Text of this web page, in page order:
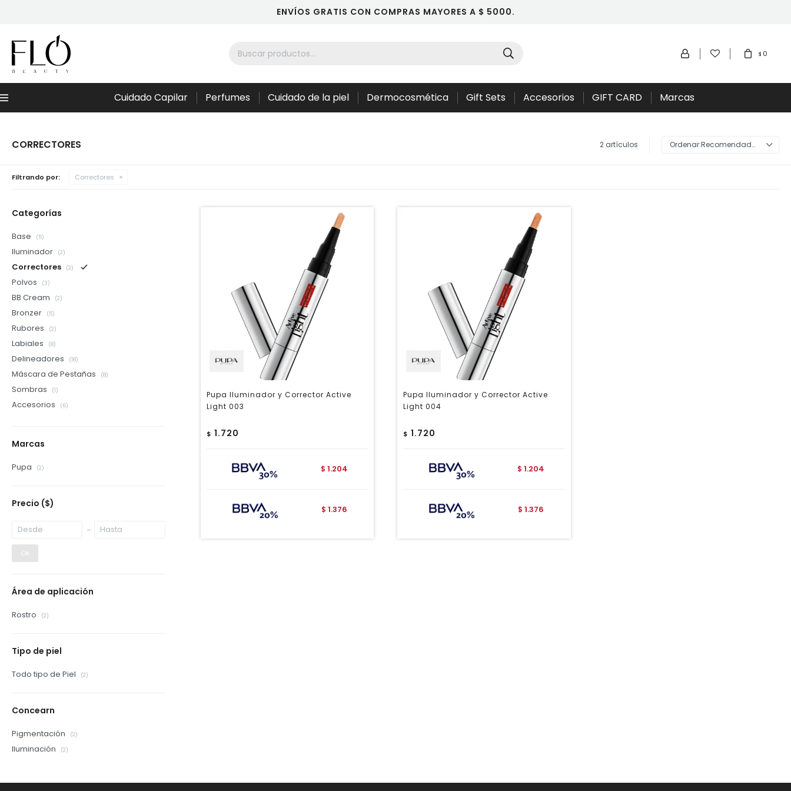
ENVÍOS GRATIS CON COMPRAS MAYORES A $ 5000.
Menú Cuidado Capilar Perfumes Cuidado de la piel Dermocosmética Gift Sets Accesorios GIFT CARD Marcas
$ 0
CORRECTORES 2 artículos Recomendados
Filtrando por: Correctores
Pupa Iluminador y Corrector Active
Light 003
$ 1.720
$ 1.204
$ 1.376
Pupa Iluminador y Corrector Active
Light 004
$ 1.720
$ 1.204
$ 1.376
Categorías
Base (5)
Iluminador (2)
Correctores (2)
Polvos (3)
BB Cream (2)
Bronzer (5)
Rubores (2)
Labiales (8)
Delineadores (18)
Máscara de Pestañas (8)
Sombras (1)
Accesorios (6)
Marcas
Pupa (2)
Precio ($)
OK
Área de aplicación
Rostro (2)
Tipo de piel
Todo tipo de Piel (2)
Concearn
Pigmentación (2)
Iluminación (2)